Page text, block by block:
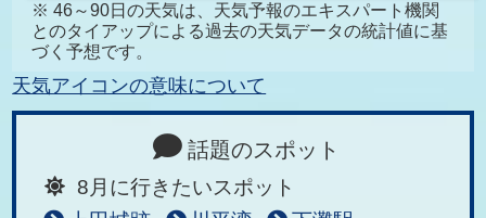
※ 46～90日の天気は、天気予報のエキスパート機関
とのタイアップによる過去の天気データの統計値に基
づく予想です。
天気アイコンの意味について
話題のスポット
8月に行きたいスポット